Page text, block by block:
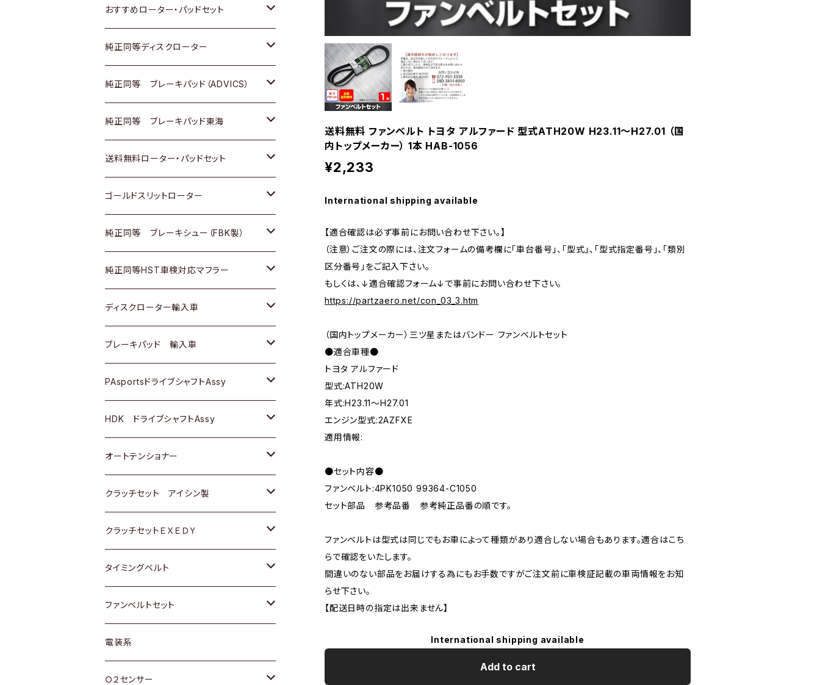
送料無料 ファンベルト トヨタ アルファード 型式ATH20W H23.11～H27.01 （国
内トップメーカー） 1本 HAB-1056
¥2,233
International shipping available
【適合確認は必ず事前にお問い合わせ下さい。】
（注意）ご注文の際には、注文フォームの備考欄に「車台番号」、「型式」、「型式指定番号」、「類別
区分番号」をご記入下さい。
もしくは、↓適合確認フォーム↓で事前にお問い合わせ下さい。
https://partzaero.net/con_03_3.htm
（国内トップメーカー）三ツ星またはバンドー ファンベルトセット
●適合車種●
トヨタ アルファード
型式:ATH20W
年式:H23.11～H27.01
エンジン型式:2AZFXE
適用情報:
●セット内容●
ファンベルト:4PK1050 99364-C1050
セット部品 参考品番 参考純正品番の順です。
ファンベルトは型式は同じでもお車によって種類があり適合しない場合もあります。適合はこち
らで確認をいたします。
間違いのない部品をお届けする為にもお手数ですがご注文前に車検証記載の車両情報をお知
らせ下さい。
【配送日時の指定は出来ません】
International shipping available
Add to cart
ダイハツ
マツダ
三菱
スバル
日野
三菱ふそう
ＢＭＷ
いすゞ
ダイハツ
マツダ
三菱
日野
三菱ふそう
いすゞ
ダイハツ
三菱
日野
三菱ふそう
その他
スズキ
日産
ダイハツ
マツダ
三菱
スバル
ホンダ
スズキ
日産
いすゞ
ダイハツ
マツダ
三菱
スバル
トヨタ
日産
いすゞ
ダイハツ
マツダ
三菱
おすすめローター・パッドセット
トヨタ
ホンダ
スズキ
日産
ダイハツ
マツダ
三菱
スバル
純正同等ディスクローター
トヨタ
ホンダ
スズキ
日産
いすゞ
ダイハツ
マツダ
三菱
スバル
ＢＥＮＺ
純正同等 ブレーキパッド（ADVICS）
トヨタ
ホンダ
スズキ
日産
ダイハツ
マツダ
三菱
スバル
純正同等 ブレーキパッド東海
トヨタ
ホンダ
日産
いすゞ
ダイハツ
マツダ
三菱
スバル
送料無料ローター・パッドセット
トヨタ
ホンダ
スズキ
日産
ダイハツ
マツダ
三菱
スバル
ゴールドスリットローター
トヨタ
ホンダ
スズキ
日産
ダイハツ
マツダ
三菱
スバル
純正同等 ブレーキシュー（FBK製）
ホンダ
スズキ
日産
ダイハツ
マツダ
三菱
スバル
純正同等HST車検対応マフラー
トヨタ
ホンダ
スズキ
日産
いすゞ
ダイハツ
マツダ
三菱
スバル
日野
ディスクローター輸入車
ＡＵＤＩ
ＢＥＮＺ
ＢＭＷ
GOLF
ＷＡＧＥＮ
アストロ（シボレー）
クライスラー
ブレーキパッド 輸入車
ＢＥＮＺ
ＢＭＷ
ＷＡＧＥＮ
ＶＯＬＶＯ
PAsportsドライブシャフトAssy
トヨタ
ホンダ
スズキ
日産
ダイハツ
マツダ
三菱
スバル
HDK ドライブシャフトAssy
スズキ
ダイハツ
日産
ホンダ
マツダ
オートテンショナー
トヨタ
クラッチセット アイシン製
ホンダ
スズキ
ダイハツ
マツダ
三菱
クラッチセットＥＸＥＤＹ
ホンダ
スズキ
日産
ダイハツ
タイミングベルト
トヨタ
スズキ
ダイハツ
ファンベルトセット
トヨタ
ホンダ
電装系
Ｏ２センサー